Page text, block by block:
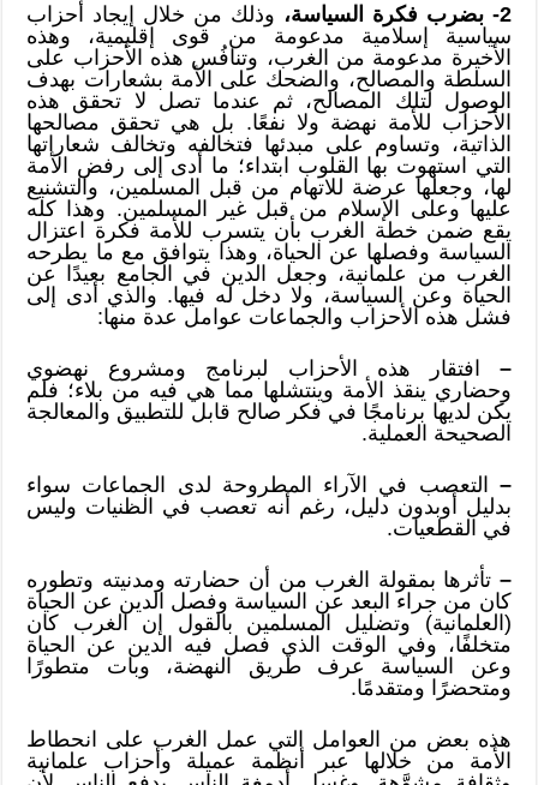
2- بضرب فكرة السياسة،
وذلك من خلال إيجاد أحزاب
سياسية إسلامية مدعومة من قوى إقليمية، وهذه
الأخيرة مدعومة من الغرب، وتنافُس هذه الأحزاب على
السلطة والمصالح، والضحك على الأمة بشعارات بهدف
الوصول لتلك المصالح، ثم عندما تصل لا تحقق هذه
الأحزاب للأمة نهضة ولا نفعًا. بل هي تحقق مصالحها
الذاتية، وتساوم على مبدئها فتخالفه وتخالف شعاراتها
التي استهوت بها القلوب ابتداء؛ ما أدى إلى رفض الأمة
لها، وجعلها عرضة للاتهام من قبل المسلمين، والتشنيع
عليها وعلى الإسلام من قبل غير المسلمين. وهذا كله
يقع ضمن خطة الغرب بأن يتسرب للأمة فكرة اعتزال
السياسة وفصلها عن الحياة، وهذا يتوافق مع ما يطرحه
الغرب من علمانية، وجعل الدين في الجامع بعيدًا عن
الحياة وعن السياسة، ولا دخل له فيها. والذي أدى إلى
فشل هذه الأحزاب والجماعات عوامل عدة منها:
– افتقار هذه الأحزاب لبرنامج ومشروع نهضوي
وحضاري ينقذ الأمة وينتشلها مما هي فيه من بلاء؛ فلم
يكن لديها برنامجًا في فكر صالح قابل للتطبيق والمعالجة
الصحيحة العملية.
– التعصب في الآراء المطروحة لدى الجماعات سواء
بدليل أوبدون دليل، رغم أنه تعصب في الظنيات وليس
في القطعيات.
– تأثرها بمقولة الغرب من أن حضارته ومدنيته وتطوره
كان من جراء البعد عن السياسة وفصل الدين عن الحياة
(العلمانية) وتضليل المسلمين بالقول إن الغرب كان
متخلفًا، وفي الوقت الذي فصل فيه الدين عن الحياة
وعن السياسة عرف طريق النهضة، وبات متطورًا
ومتحضرًا ومتقدمًا.
هذه بعض من العوامل التي عمل الغرب على انحطاط
الأمة من خلالها عبر أنظمة عميلة وأحزاب علمانية